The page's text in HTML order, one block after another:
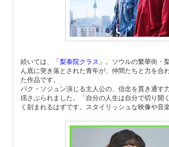
続いては、 「梨泰院クラス」 。ソウルの繁華街・
ん底に突き落とされた青年が、仲間たちと力を合
た作品です。
パク・ソジュン演じる主人公の、信念を貫き通す
揺さぶられました。「自分の人生は自分で切り開
く刻まれるはずです。スタイリッシュな映像や音